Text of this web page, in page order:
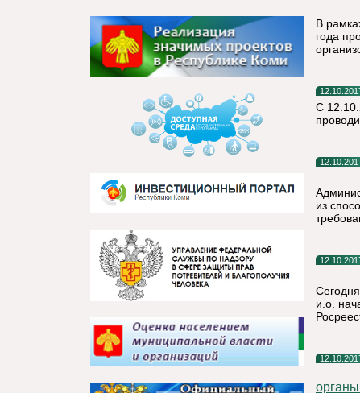
В
года
С
из
и.о.